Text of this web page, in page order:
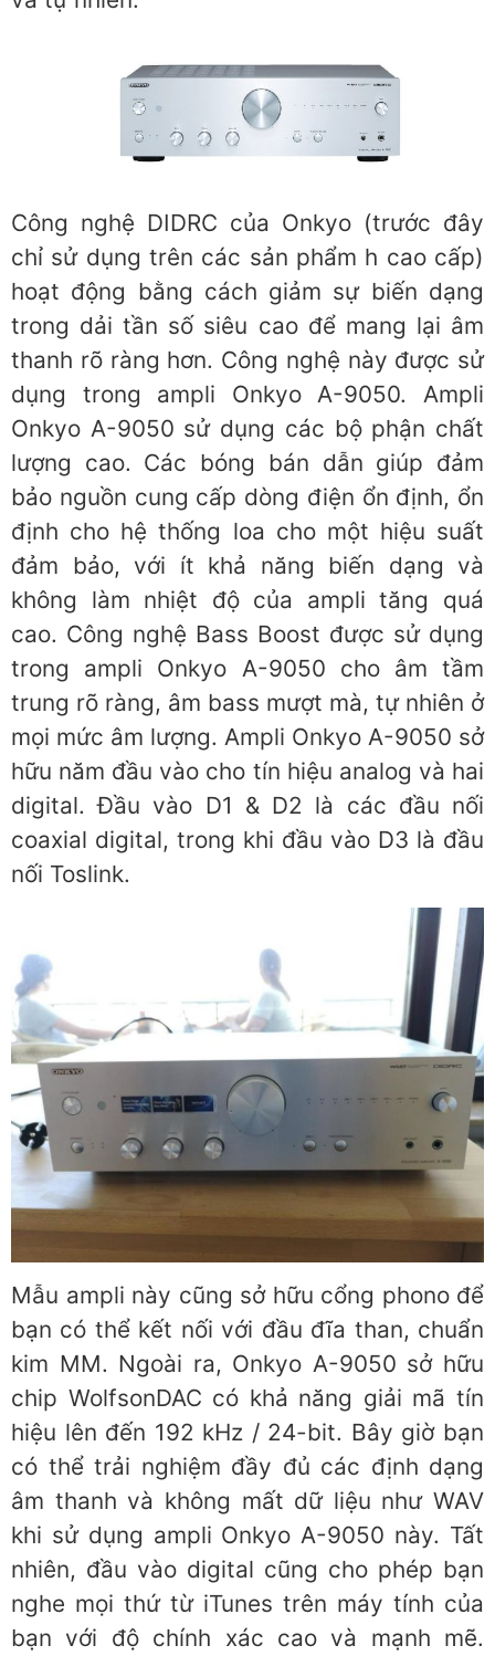
Công nghệ DIDRC của Onkyo (trước đây
chỉ sử dụng trên các sản phẩm h cao cấp)
hoạt động bằng cách giảm sự biến dạng
trong dải tần số siêu cao để mang lại âm
thanh rõ ràng hơn. Công nghệ này được sử
dụng trong ampli Onkyo A-9050. Ampli
Onkyo A-9050 sử dụng các bộ phận chất
lượng cao. Các bóng bán dẫn giúp đảm
bảo nguồn cung cấp dòng điện ổn định, ổn
định cho hệ thống loa cho một hiệu suất
đảm bảo, với ít khả năng biến dạng và
không làm nhiệt độ của ampli tăng quá
cao. Công nghệ Bass Boost được sử dụng
trong ampli Onkyo A-9050 cho âm tầm
trung rõ ràng, âm bass mượt mà, tự nhiên ở
mọi mức âm lượng. Ampli Onkyo A-9050 sở
hữu năm đầu vào cho tín hiệu analog và hai
digital. Đầu vào D1 & D2 là các đầu nối
coaxial digital, trong khi đầu vào D3 là đầu
nối Toslink.
Mẫu ampli này cũng sở hữu cổng phono để
bạn có thể kết nối với đầu đĩa than, chuẩn
kim MM. Ngoài ra, Onkyo A-9050 sở hữu
chip WolfsonDAC có khả năng giải mã tín
hiệu lên đến 192 kHz / 24-bit. Bây giờ bạn
có thể trải nghiệm đầy đủ các định dạng
âm thanh và không mất dữ liệu như WAV
khi sử dụng ampli Onkyo A-9050 này. Tất
nhiên, đầu vào digital cũng cho phép bạn
nghe mọi thứ từ iTunes trên máy tính của
bạn với độ chính xác cao và mạnh mẽ.